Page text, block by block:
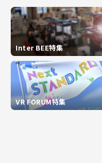
Inter BEE特集
VR FORUM特集